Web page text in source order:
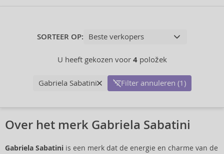
SORTEER OP:
U heeft gekozen voor 4položek
Gabriela Sabatini Filter annuleren (1)
Over het merk Gabriela Sabatini
Gabriela Sabatini is een merk dat de energie en charme van de